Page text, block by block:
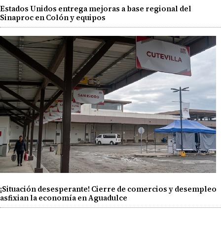
Estados Unidos entrega mejoras a base regional del
Sinaproc en Colón y equipos
¡Situación desesperante! Cierre de comercios y desempleo
asfixian la economía en Aguadulce